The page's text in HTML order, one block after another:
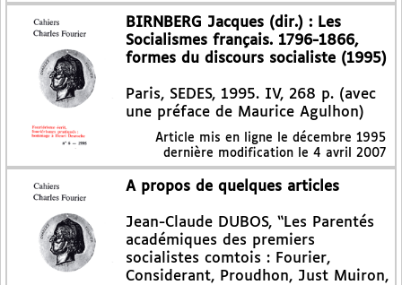
BIRNBERG Jacques (dir.) : Les
Socialismes français. 1796-1866,
formes du discours socialiste (1995)
Paris, SEDES, 1995. IV, 268 p. (avec
une préface de Maurice Agulhon)
Article mis en ligne le décembre 1995
dernière modification le 4 avril 2007
A propos de quelques articles
Jean-Claude DUBOS, “Les Parentés
académiques des premiers
socialistes comtois : Fourier,
Considerant, Proudhon, Just Muiron,